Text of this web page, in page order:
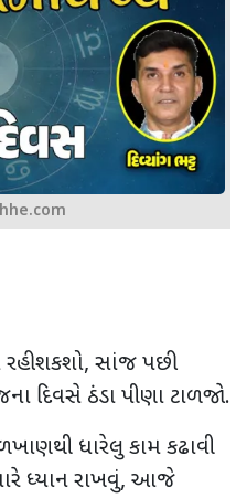
શકશો, સાંજ પછી
દિવસે ઠંડા પીણા ટાળજો.
ધારેલુ કામ કઢાવી
ધ્યાન રાખવું, આજે